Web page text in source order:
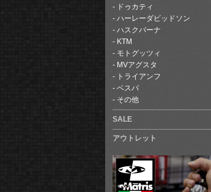
ドゥカティ
ハーレーダビッドソン
ハスクバーナ
KTM
モトグッツィ
MVアグスタ
トライアンフ
ベスパ
その他
SALE
アウトレット